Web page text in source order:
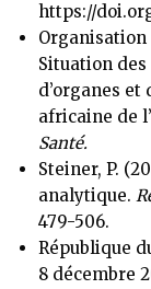
https://
Organisation
Situation
d’organes
africaine de
Santé.
Steiner, P.
analytique.
479-506.
République
8 décembre